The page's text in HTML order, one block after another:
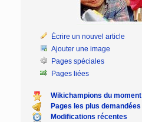
Écrire un nouvel article
Ajouter une image
Pages spéciales
Pages liées
Wikichampions du moment
Pages les plus demandées
Modifications récentes